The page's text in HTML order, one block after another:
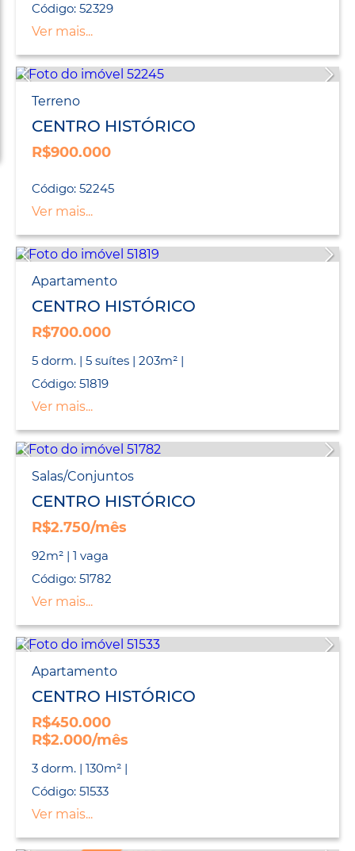
Código: 52329
Ver mais...
Terreno
CENTRO HISTÓRICO
R$900.000
Código: 52245
Ver mais...
Apartamento
CENTRO HISTÓRICO
R$700.000
5 dorm. | 5 suítes | 203m² |
Código: 51819
Ver mais...
Salas/Conjuntos
CENTRO HISTÓRICO
R$2.750/mês
92m² | 1 vaga
Código: 51782
Ver mais...
Apartamento
CENTRO HISTÓRICO
R$450.000
R$2.000/mês
3 dorm. | 130m² |
Código: 51533
Ver mais...